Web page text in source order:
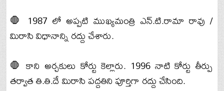
🛑 1987 లో అప్పటి ముఖ్యమంత్రి ఎన్.టి.రామా రావు /
మిరాసి విధానాన్ని రద్దు చేశారు.
🛑 కాని అర్చకులు కోర్టు కెల్లారు. 1996 నాటి కోర్టు తీర్పు
తర్వాత తి.తి.దే మిరాసి పద్దతిని పూర్తిగా రద్దు చేసింది.